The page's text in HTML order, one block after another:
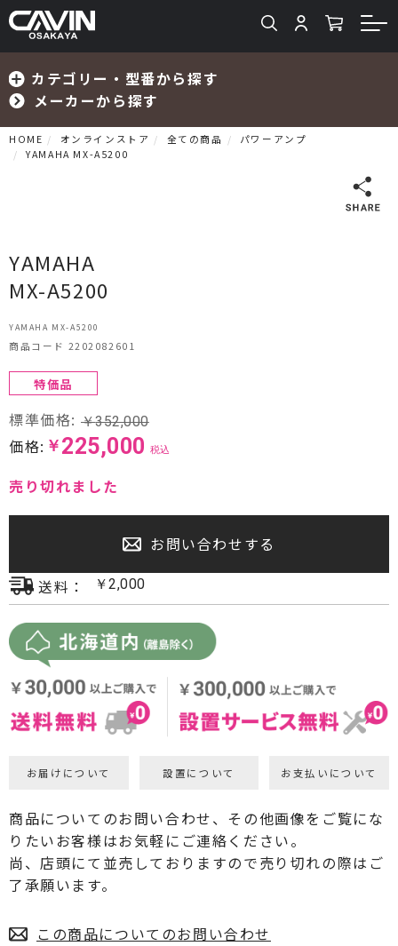
カテゴリー・型番から探す
メーカーから探す
検索
プリメインアンプ
プリアンプ
パワーアンプ
CDプレーヤー・レシーバー
ネットワークプレーヤー・D/Aコンバーター
レコードプレーヤー
フォノイコライザー・MCトランス
スピーカー
ヘッドフォン・イヤホン
オーディオその他
ＴＶ・レコーダー・プレーヤー
プロジェクター・スクリーン
サウンドバー・アンプ内蔵型スピーカー
HOME オンラインストア 全ての商品
パワーアンプ
YAMAHA MX-A5200
YAMAHA
MX-A5200
YAMAHA MX-A5200
商品コード 2202082601
特価品
標準価格: ￥352,000
価格: ￥ 225,000 税込
売り切れました
お問い合わせする
送料：
￥2,000
お届けについて 設置について お支払いについて
商品についてのお問い合わせ、その他画像をご覧にな
りたいお客様はお気軽にご連絡ください。
尚、店頭にて並売しておりますので売り切れの際はご
了承願います。
この商品についてのお問い合わせ